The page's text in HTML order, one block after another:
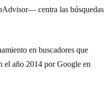
centra las búsquedas
en buscadores que
el año 2014 por Google en